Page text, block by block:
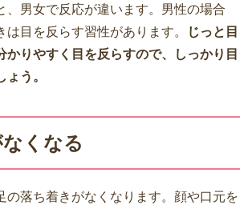
、男女で反応が違います。男性の場合
は目を反らす習性があります。
じっと目
かりやすく目を反らすので、しっかり目
う。
くなる
の落ち着きがなくなります。顔や口元を